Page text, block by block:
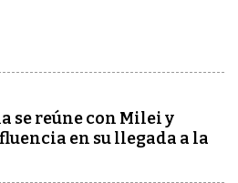
se reúne con Milei y
en su llegada a la